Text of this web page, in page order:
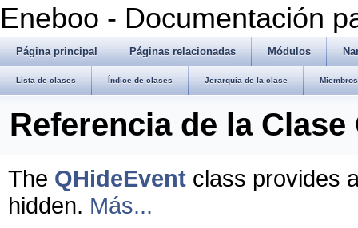
Eneboo - Documentación
Página principal Páginas relacionadas Módulos
Lista de clases Índice de clases Jerarquía de la clase
Referencia de la Clase
The QHideEvent class provides
hidden. Más...